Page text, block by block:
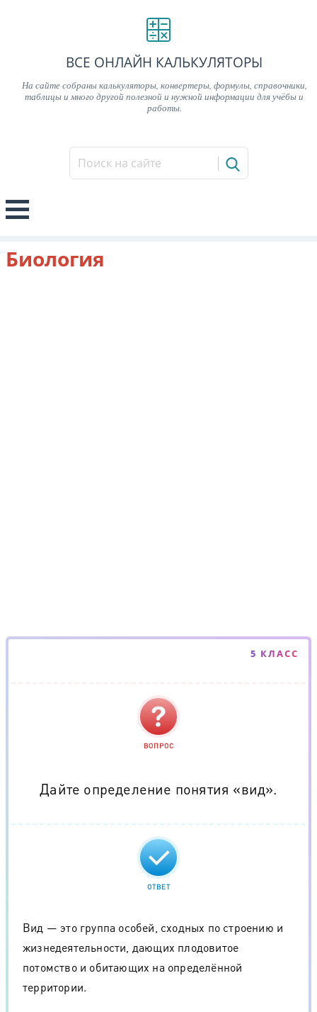
ВСЕ ОНЛАЙН КАЛЬКУЛЯТОРЫ
На сайте собраны калькуляторы, конвертеры, формулы, справочники,
таблицы и много другой полезной и нужной информации для учёбы и
работы.
Биология
5 КЛАСС
ВОПРОС
Дайте определение понятия «вид».
ОТВЕТ
Вид — это группа особей, сходных по строению и
жизнедеятельности, дающих плодовитое
потомство и обитающих на определённой
территории.